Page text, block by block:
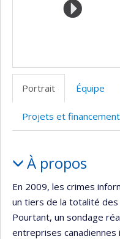
Portrait Équipe
Projets et financement
Portrait
À propos
En 2009, les crimes
un tiers de la totalité
Pourtant, un sondage
entreprises canadiennes